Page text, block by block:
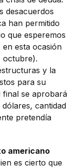
desacuerdos
han permitido
que esperemos
en esta ocasión
octubre).
y la
para su
final se aprobará
cantidad
pretendía
americano
es cierto que